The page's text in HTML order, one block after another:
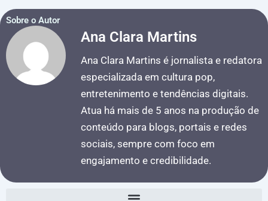
Sobre o Autor
Ana Clara Martins
Ana Clara Martins é jornalista e redatora
especializada em cultura pop,
entretenimento e tendências digitais.
Atua há mais de 5 anos na produção de
conteúdo para blogs, portais e redes
sociais, sempre com foco em
engajamento e credibilidade.